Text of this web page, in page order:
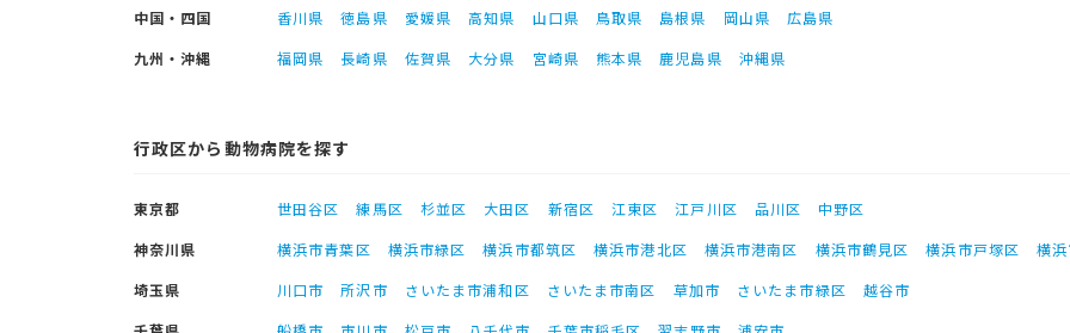
中国・四国
香川県 徳島県 愛媛県 高知県 山口県 鳥取県 島根県 岡山県
広島県
九州・沖縄
福岡県 長崎県 佐賀県 大分県 宮崎県 熊本県 鹿児島県 沖縄県
行政区から動物病院を探す
東京都 世田谷区 練馬区 杉並区 大田区 新宿区 江東区 江戸川区 品川区
中野区
神奈川県
横浜市青葉区 横浜市緑区 横浜市都筑区 横浜市港北区 横浜市港南区 横浜市鶴見区 横浜市戸塚区
横
埼玉県
川口市 所沢市 さいたま市浦和区 さいたま市南区 草加市 さいたま市緑区
越谷市